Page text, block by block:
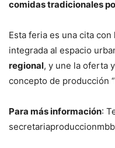
comidas tradicionales
Esta feria es una cita
integrada al espacio
regional, y une la oferta
concepto de producción
Para más información: